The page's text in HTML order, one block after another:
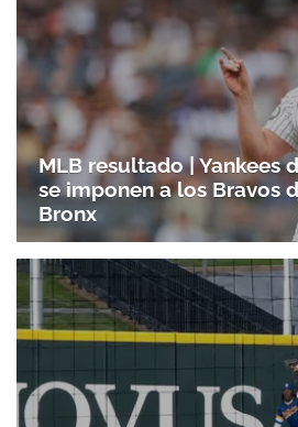
MLB resultado | Yankees
se imponen a los Bravos
Bronx